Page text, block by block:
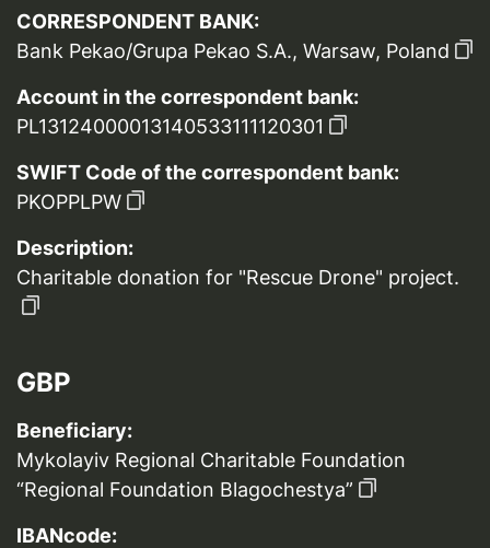
CORRESPONDENT BANK:
Bank Pekao/Grupa Pekao S.A., Warsaw, Poland
Account in the correspondent bank:
PL13124000013140533111120301
SWIFT Code of the correspondent bank:
PKOPPLPW
Description:
Charitable donation for "Rescue Drone" project.
GBP
Beneficiary:
Mykolayiv Regional Charitable Foundation
“Regional Foundation Blagochestya”
IBANcode: